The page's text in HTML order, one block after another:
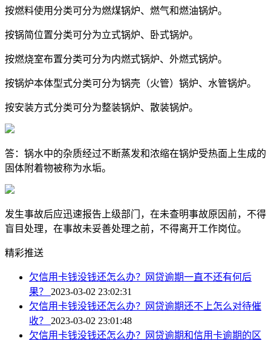
按燃料使用分类可分为燃煤锅炉、燃气和燃油锅炉。
按锅简位置分类可分为立式锅炉、卧式锅炉。
按燃烧室布置分类可分为内燃式锅炉、外燃式锅炉。
按锅炉本体型式分类可分为锅壳（火管）锅炉、水管锅炉。
按安装方式分类可分为整装锅炉、散装锅炉。
答：锅水中的杂质经过不断蒸发和浓缩在锅炉受热面上生成的
固体附着物被称为水垢。
发生事故后应迅速报告上级部门，在未查明事故原因前，不得
盲目处理，在事故未妥善处理之前，不得离开工作岗位。
精彩推送
欠信用卡钱没钱还怎么办？网贷逾期一直不还有何后
果？ 2023-03-02 23:02:31
欠信用卡钱没钱还怎么办？网贷逾期还不上怎么对待催
收？ 2023-03-02 23:01:48
欠信用卡钱没钱还怎么办？网贷逾期和信用卡逾期的区